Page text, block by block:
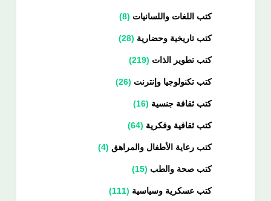
كتب اللغات واللسانيات 8
كتب تاريخية وحضارية 28
كتب تطوير الذات 219
كتب تكنولوجيا وإنترنت 26
كتب ثقافة جنسية 16
كتب ثقافية وفكرية 64
كتب رعاية الأطفال والمراهق 4
كتب صحة والطب 15
كتب عسكرية وسياسية 111